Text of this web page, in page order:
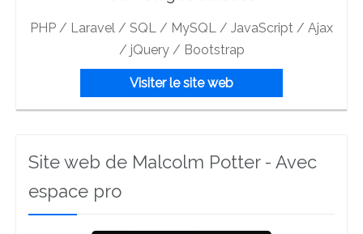
PHP / Laravel / SQL / MySQL / JavaScript / Ajax
/ jQuery / Bootstrap
Visiter le site web
Site web de Malcolm Potter - Avec
espace pro